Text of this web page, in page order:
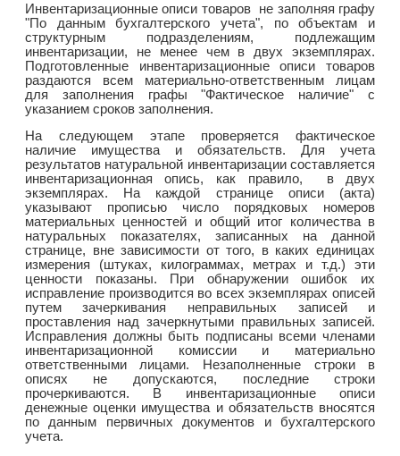
Инвентаризационные описи товаров не заполняя графу
"По данным бухгалтерского учета", по объектам и
структурным подразделениям, подлежащим
инвентаризации, не менее чем в двух экземплярах.
Подготовленные инвентаризационные описи товаров
раздаются всем материально-ответственным лицам
для заполнения графы "Фактическое наличие" с
указанием сроков заполнения.
На следующем этапе проверяется фактическое
наличие имущества и обязательств. Для учета
результатов натуральной инвентаризации составляется
инвентаризационная опись, как правило, в двух
экземплярах. На каждой странице описи (акта)
указывают прописью число порядковых номеров
материальных ценностей и общий итог количества в
натуральных показателях, записанных на данной
странице, вне зависимости от того, в каких единицах
измерения (штуках, килограммах, метрах и т.д.) эти
ценности показаны. При обнаружении ошибок их
исправление производится во всех экземплярах описей
путем зачеркивания неправильных записей и
проставления над зачеркнутыми правильных записей.
Исправления должны быть подписаны всеми членами
инвентаризационной комиссии и материально
ответственными лицами. Незаполненные строки в
описях не допускаются, последние строки
прочеркиваются. В инвентаризационные описи
денежные оценки имущества и обязательств вносятся
по данным первичных документов и бухгалтерского
учета.